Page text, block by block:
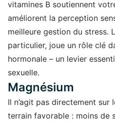
vitamines B soutiennent
améliorent la perception
meilleure gestion du stress.
particulier, joue un rôle clé
hormonale – un levier
sexuelle.
Magnésium
Il n’agit pas directement sur
terrain favorable : moins de